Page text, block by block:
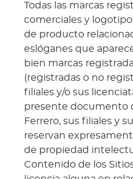
Todas las marcas
comerciales y
de producto
eslóganes que
bien marcas
(registradas o no
filiales y/o sus
presente documento
Ferrero, sus filiales y
reservan
de propiedad
Contenido de los